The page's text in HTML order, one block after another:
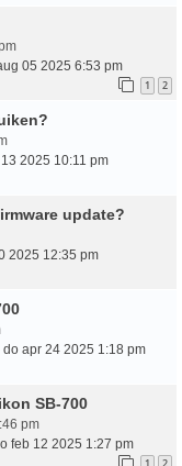
05 2025 6:53 pm
1 2
2025 10:11 pm
update?
2025 12:35 pm
do apr 24 2025 1:18 pm
SB-700
pm
feb 12 2025 1:27 pm